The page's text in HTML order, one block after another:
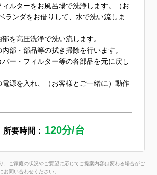
ルターをお風呂場で洗浄します。（お
ランダをお借りして、水で洗い流しま
を高圧洗浄で洗い流します。
部・部品等の拭き掃除を行います。
ー・フィルター等の各部品を元に戻し
源を入れ、（お客様とご一緒に）動作
所要時間： 120分/台
、ご家庭の状況やご要望に応じてご提案内容は変わる場合がご
お問い合わせください。